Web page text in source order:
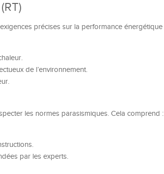
précises sur la performance énergétique
de l’environnement.
les normes parasismiques. Cela comprend :
par les experts.